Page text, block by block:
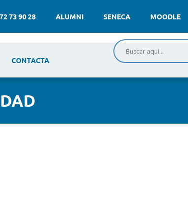
73 90 28 ALUMNI SENECA MOODLE
CONTACTA